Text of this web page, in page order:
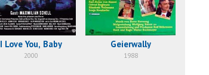
I Love You, Baby
2000
Geierwally
1988